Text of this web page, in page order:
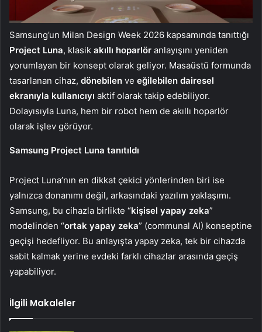
Samsung’un Milan Design Week 2026 kapsamında tanıttığı
Project Luna, klasik akıllı hoparlör anlayışını yeniden
yorumlayan bir konsept olarak geliyor. Masaüstü formunda
tasarlanan cihaz, dönebilen ve eğilebilen dairesel
ekranıyla kullanıcıyı aktif olarak takip edebiliyor.
Dolayısıyla Luna, hem bir robot hem de akıllı hoparlör
olarak işlev görüyor.
Samsung Project Luna tanıtıldı
Project Luna’nın en dikkat çekici yönlerinden biri ise
yalnızca donanımı değil, arkasındaki yazılım yaklaşımı.
Samsung, bu cihazla birlikte “kişisel yapay zeka”
modelinden “ortak yapay zeka” (communal AI) konseptine
geçişi hedefliyor. Bu anlayışta yapay zeka, tek bir cihazda
sabit kalmak yerine evdeki farklı cihazlar arasında geçiş
yapabiliyor.
İlgili Makaleler